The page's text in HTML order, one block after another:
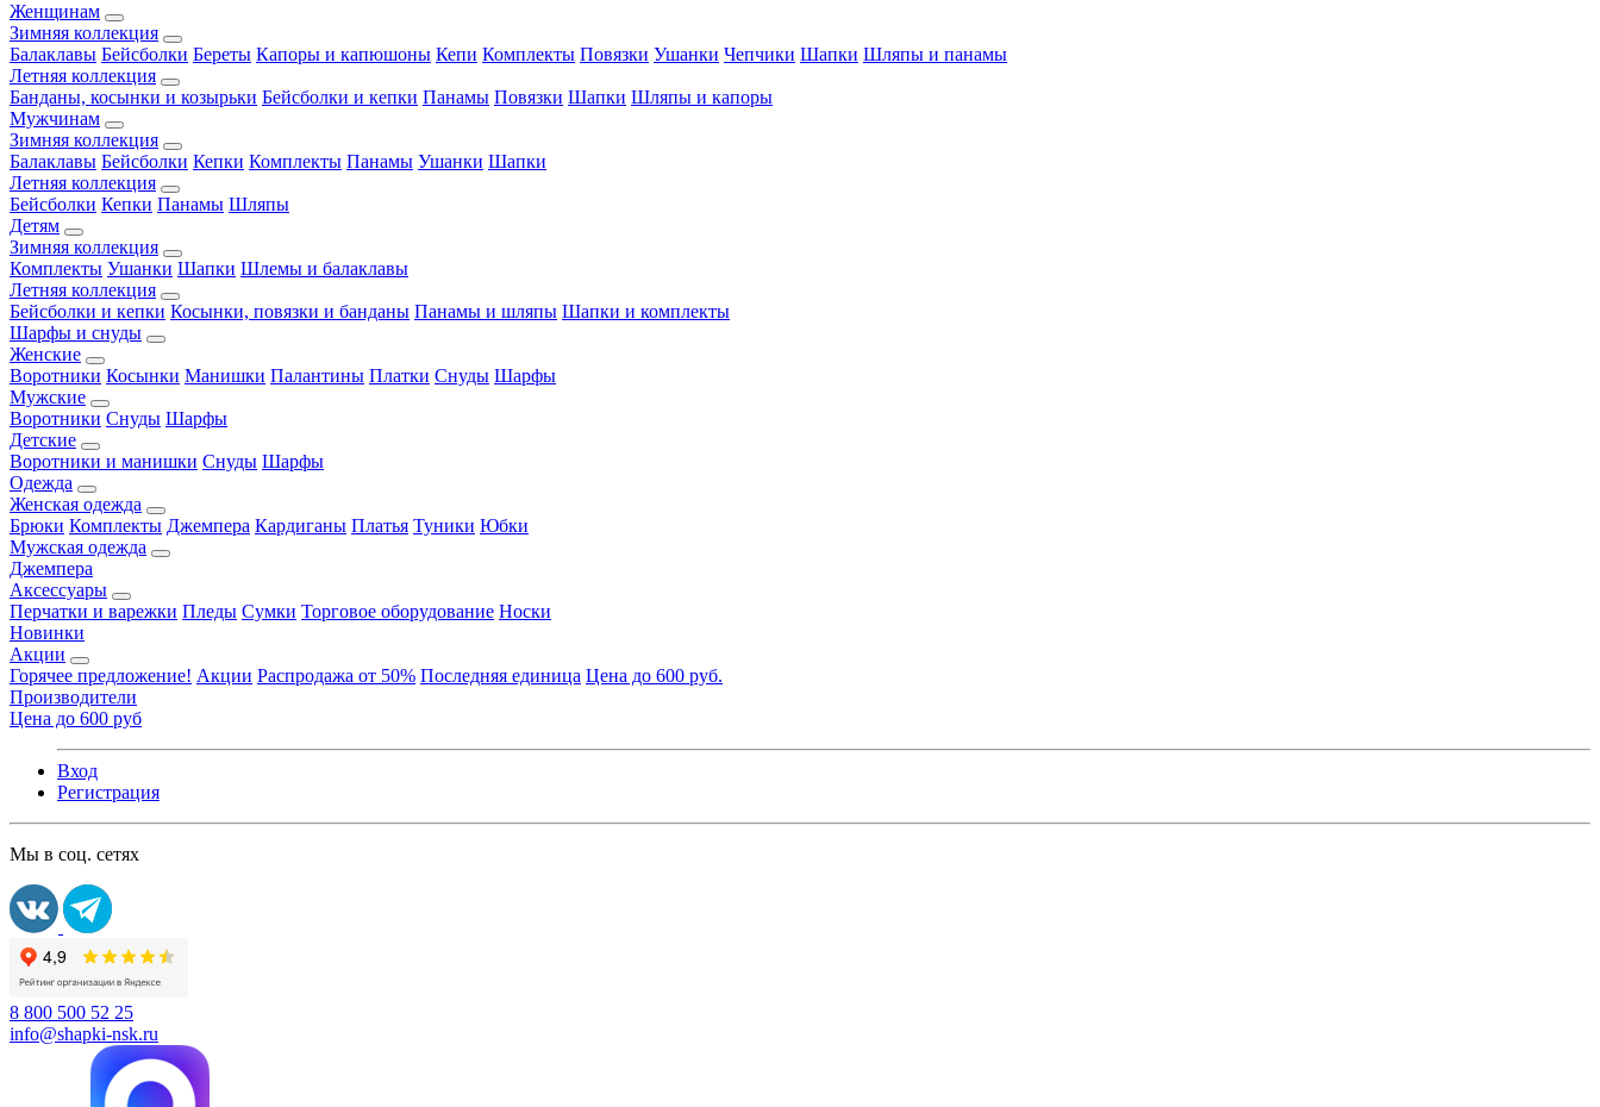
Женщинам
Зимняя коллекция
Балаклавы Бейсболки Береты Капоры и капюшоны Кепи Комплекты Повязки Ушанки Чепчики Шапки Шляпы и панамы
Летняя коллекция
Банданы, косынки и козырьки Бейсболки и кепки Панамы Повязки Шапки Шляпы и капоры
Мужчинам
Зимняя коллекция
Балаклавы Бейсболки Кепки Комплекты Панамы Ушанки Шапки
Летняя коллекция
Бейсболки Кепки Панамы Шляпы
Детям
Зимняя коллекция
Комплекты Ушанки Шапки Шлемы и балаклавы
Летняя коллекция
Бейсболки и кепки Косынки, повязки и банданы Панамы и шляпы Шапки и комплекты
Шарфы и снуды
Женские
Воротники Косынки Манишки Палантины Платки Снуды Шарфы
Мужские
Воротники Снуды Шарфы
Детские
Воротники и манишки Снуды Шарфы
Одежда
Женская одежда
Брюки Комплекты Джемпера Кардиганы Платья Туники Юбки
Мужская одежда
Джемпера
Аксессуары
Перчатки и варежки Пледы Сумки Торговое оборудование Носки
Новинки
Акции
Горячее предложение! Акции Распродажа от 50% Последняя единица Цена до 600 руб.
Производители
Цена до 600 руб
Вход
Регистрация
Мы в соц. сетях
8 800 500 52 25
info@shapki-nsk.ru